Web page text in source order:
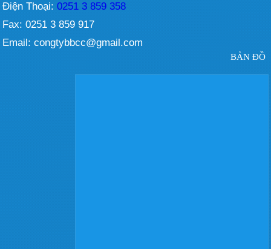
Điện Thoại: 0251 3 859 358
Fax: 0251 3 859 917
Email: congtybbcc@gmail.com
BẢN ĐỒ